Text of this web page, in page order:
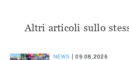
Altri articoli sullo
NEWS 09.08.2026